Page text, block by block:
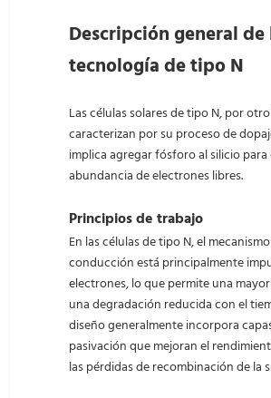
Descripción general de
tecnología de tipo N
Las células solares de tipo N, por
caracterizan por su proceso de
implica agregar fósforo al silicio para
abundancia de electrones libres.
Principios de trabajo
En las células de tipo N, el
conducción está principalmente
electrones, lo que permite una
una degradación reducida con el
diseño generalmente incorpora
pasivación que mejoran el
las pérdidas de recombinación de la